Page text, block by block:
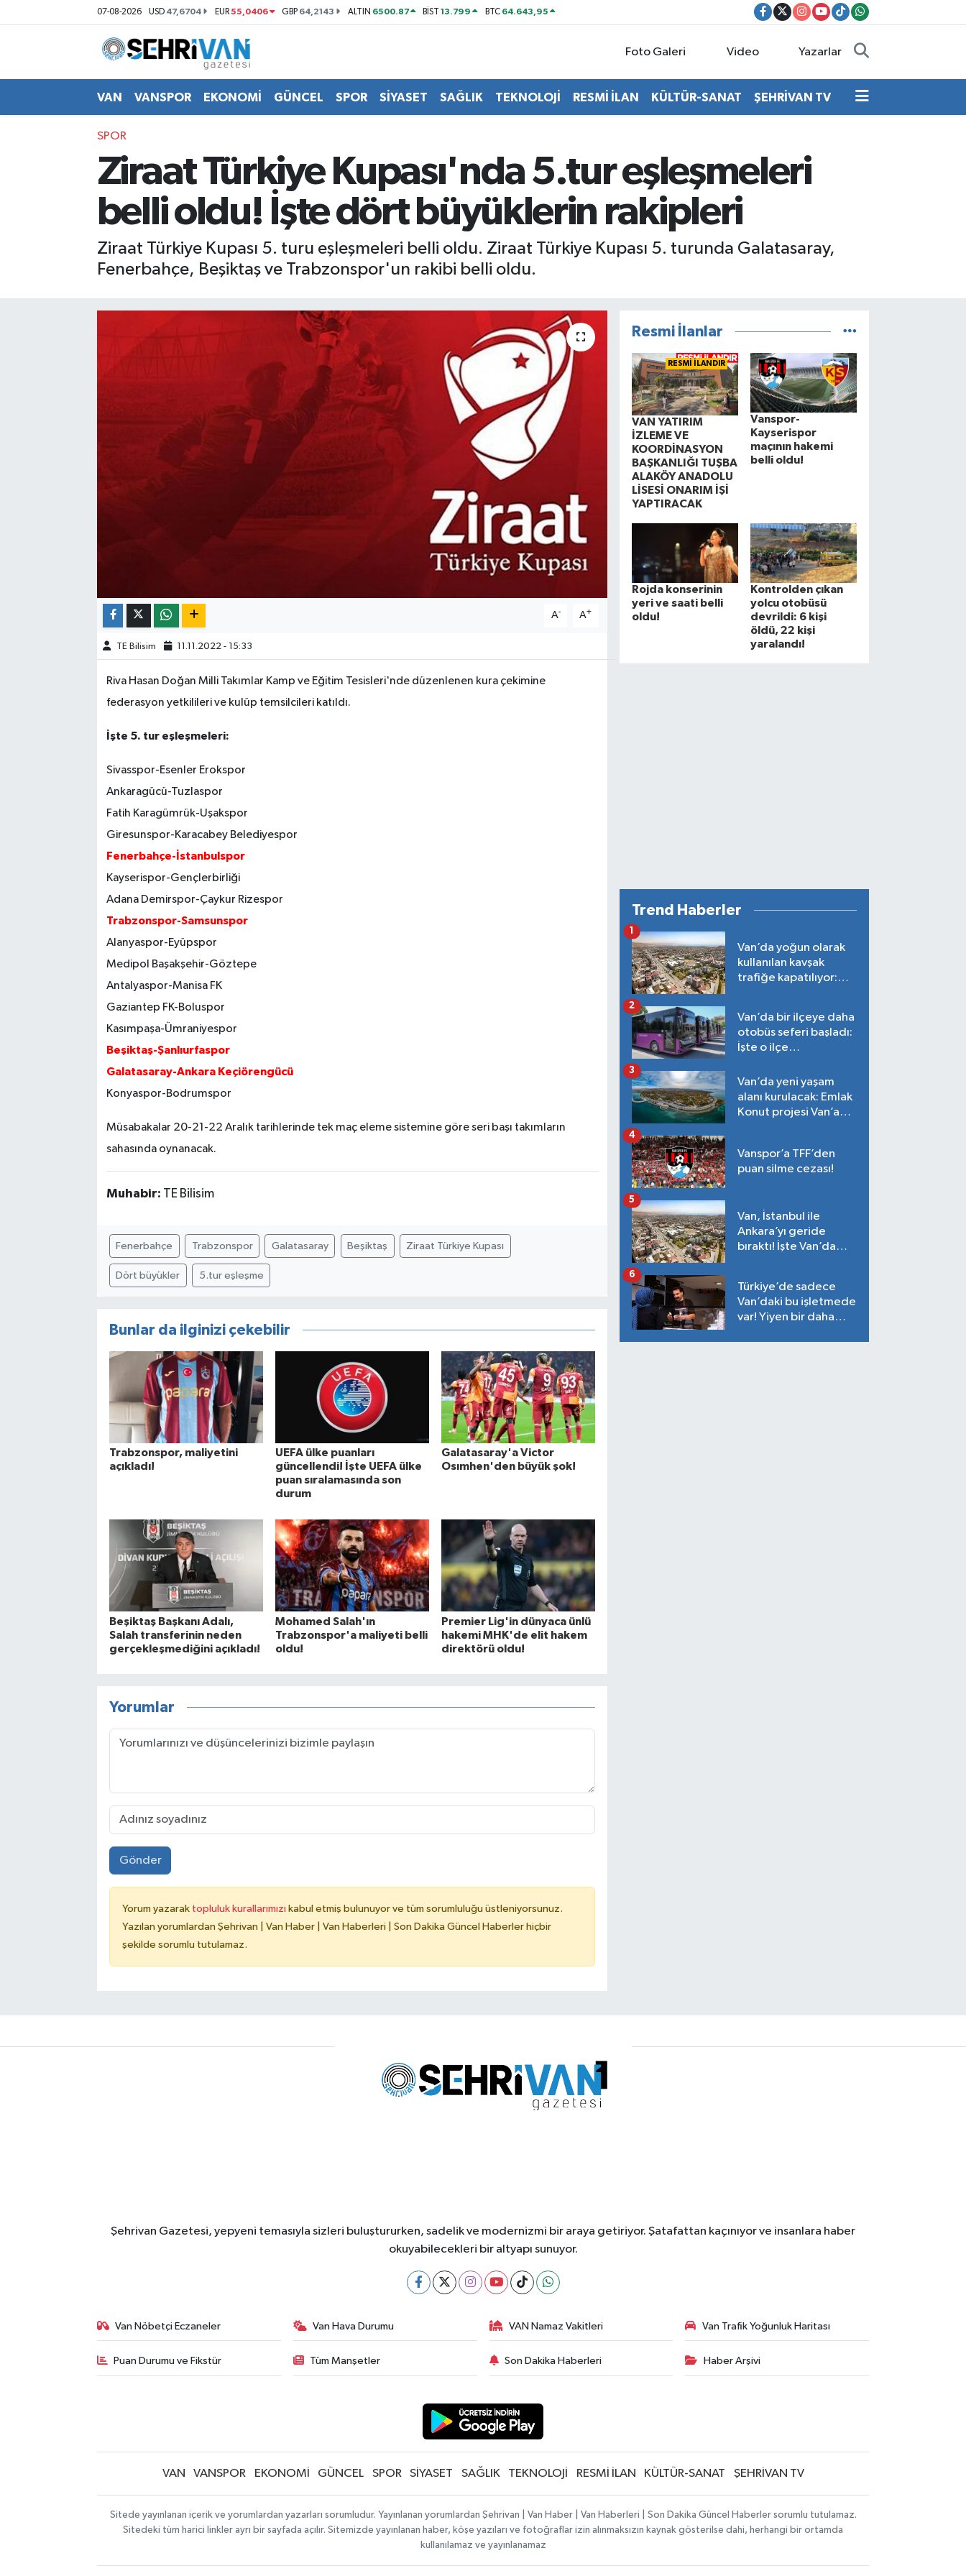
07-08-2026 USD 47,6704 EUR55,0406 GBP 64,2143 ALTIN 6500.87 BİST13.799 BTC 64.643,95
Foto Galeri Video Yazarlar
VAN VANSPOR EKONOMİ GÜNCEL SPOR SİYASET SAĞLIK TEKNOLOJİ RESMİ İLAN KÜLTÜR-SANAT ŞEHRİVAN TV
SPOR
Ziraat Türkiye Kupası'nda 5.tur eşleşmeleri
belli oldu! İşte dört büyüklerin rakipleri
Ziraat Türkiye Kupası 5. turu eşleşmeleri belli oldu. Ziraat Türkiye Kupası 5. turunda Galatasaray,
Fenerbahçe, Beşiktaş ve Trabzonspor'un rakibi belli oldu.
A- A+
TE Bilisim 11.11.2022 - 15:33
Riva Hasan Doğan Milli Takımlar Kamp ve Eğitim Tesisleri'nde düzenlenen kura çekimine
federasyon yetkilileri ve kulüp temsilcileri katıldı.
İşte 5. tur eşleşmeleri:
Sivasspor-Esenler Erokspor
Ankaragücü-Tuzlaspor
Fatih Karagümrük-Uşakspor
Giresunspor-Karacabey Belediyespor
Fenerbahçe-İstanbulspor
Kayserispor-Gençlerbirliği
Adana Demirspor-Çaykur Rizespor
Trabzonspor-Samsunspor
Alanyaspor-Eyüpspor
Medipol Başakşehir-Göztepe
Antalyaspor-Manisa FK
Gaziantep FK-Boluspor
Kasımpaşa-Ümraniyespor
Beşiktaş-Şanlıurfaspor
​Galatasaray-Ankara Keçiörengücü
Konyaspor-Bodrumspor
Müsabakalar 20-21-22 Aralık tarihlerinde tek maç eleme sistemine göre seri başı takımların
sahasında oynanacak.
Muhabir: TE Bilisim
Fenerbahçe Trabzonspor Galatasaray Beşiktaş Ziraat Türkiye Kupası
Dört büyükler 5.tur eşleşme
Bunlar da ilginizi çekebilir
Trabzonspor, maliyetini
açıkladı!
UEFA ülke puanları
güncellendi! İşte UEFA ülke
puan sıralamasında son
durum
Galatasaray'a Victor
Osımhen'den büyük şok!
Beşiktaş Başkanı Adalı,
Salah transferinin neden
gerçekleşmediğini açıkladı!
Mohamed Salah'ın
Trabzonspor'a maliyeti belli
oldu!
Premier Lig'in dünyaca ünlü
hakemi MHK'de elit hakem
direktörü oldu!
Yorumlar
Gönder
Yorum yazarak topluluk kurallarımızı kabul etmiş bulunuyor ve tüm sorumluluğu üstleniyorsunuz.
Yazılan yorumlardan Şehrivan | Van Haber | Van Haberleri | Son Dakika Güncel Haberler hiçbir
şekilde sorumlu tutulamaz.
Resmi İlanlar
RESMİ İLANDIR
VAN YATIRIM
İZLEME VE
KOORDİNASYON
BAŞKANLIĞI TUŞBA
ALAKÖY ANADOLU
LİSESİ ONARIM İŞİ
YAPTIRACAK
Vanspor-
Kayserispor
maçının hakemi
belli oldu!
Rojda konserinin
yeri ve saati belli
oldu!
Kontrolden çıkan
yolcu otobüsü
devrildi: 6 kişi
öldü, 22 kişi
yaralandı!
Trend Haberler
Van’da yoğun olarak
kullanılan kavşak
trafiğe kapatılıyor:
1
Van’da bir ilçeye daha
otobüs seferi başladı:
İşte o ilçe…
2
Van’da yeni yaşam
alanı kurulacak: Emlak
Konut projesi Van’a
3
Vanspor’a TFF’den
puan silme cezası!
4
Van, İstanbul ile
Ankara’yı geride
bıraktı! İşte Van’da
5
Türkiye’de sadece
Van’daki bu işletmede
var! Yiyen bir daha
6
Şehrivan Gazetesi, yepyeni temasıyla sizleri buluştururken, sadelik ve modernizmi bir araya getiriyor. Şatafattan kaçınıyor ve insanlara haber
okuyabilecekleri bir altyapı sunuyor.
Van Nöbetçi Eczaneler Van Hava Durumu VAN Namaz Vakitleri Van Trafik Yoğunluk Haritası
Puan Durumu ve Fikstür Tüm Manşetler Son Dakika Haberleri Haber Arşivi
VAN VANSPOR EKONOMİ GÜNCEL SPOR SİYASET SAĞLIK TEKNOLOJİ RESMİ İLAN KÜLTÜR-SANAT ŞEHRİVAN TV
Sitede yayınlanan içerik ve yorumlardan yazarları sorumludur. Yayınlanan yorumlardan Şehrivan | Van Haber | Van Haberleri | Son Dakika Güncel Haberler sorumlu tutulamaz.
Sitedeki tüm harici linkler ayrı bir sayfada açılır. Sitemizde yayınlanan haber, köşe yazıları ve fotoğraflar izin alınmaksızın kaynak gösterilse dahi, herhangi bir ortamda
kullanılamaz ve yayınlanamaz
Van Nöbetçi Eczaneler
Van Hava Durumu
Van Trafik Yoğunluk Haritası
Süper Lig Puan Durumu ve Fikstür
Son Dakika Haberleri
Haber Arşivi